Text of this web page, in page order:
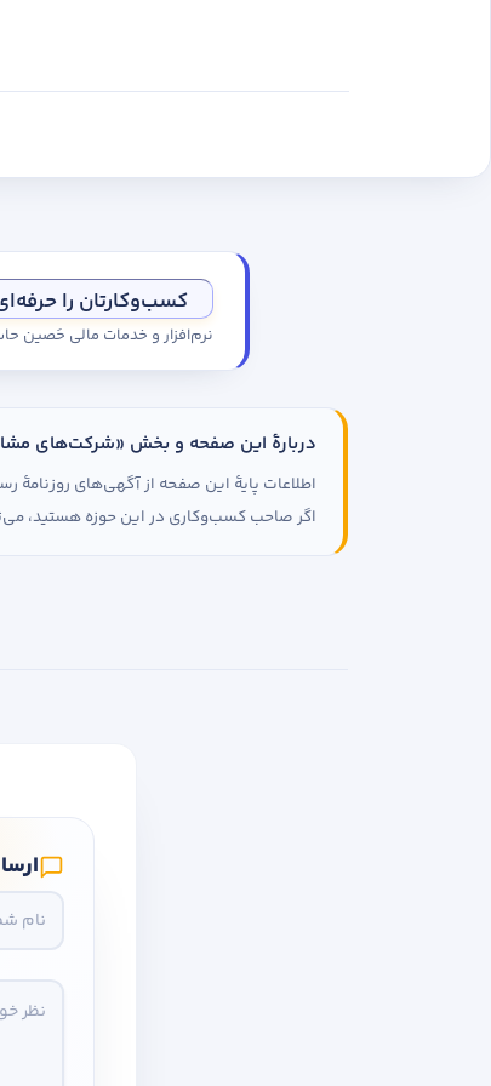
کسب‌وکارتان را
نرم‌افزار و خدمات مالی حَصین
دربارهٔ این صفحه و بخش «شرکت‌های
اطلاعات پایهٔ این صفحه از آگهی‌های
اگر صاحب کسب‌وکاری در این حوزه هستید،